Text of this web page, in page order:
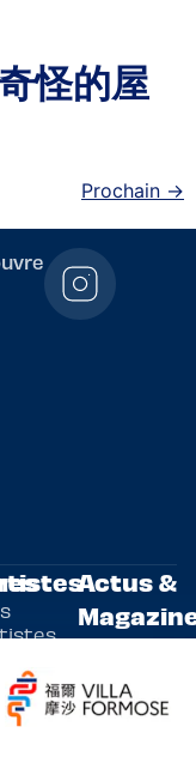
的屋
Prochain →
Actus &
Toutes les